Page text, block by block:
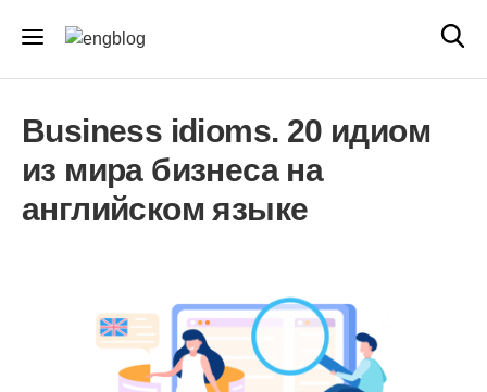
Business idioms. 20 идиом
из мира бизнеса на
английском языке